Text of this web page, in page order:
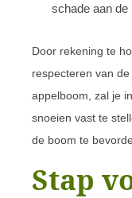
schade aan
Door rekening te
respecteren van
appelboom, zal je
snoeien vast te
de boom te
Stap